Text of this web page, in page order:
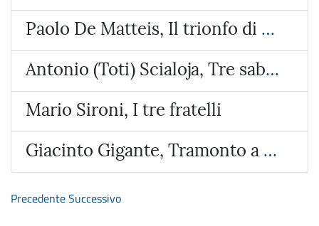
Paolo De Matteis, Il trionfo di Galatea
Antonio (Toti) Scialoja, Tre sabbie
Mario Sironi, I tre fratelli
Giacinto Gigante, Tramonto a Bacoli
PrecedenteSuccessivo